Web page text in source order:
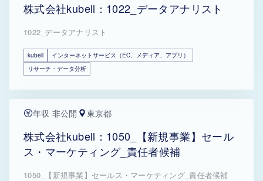
株式会社kubell：1022_データアナリスト
1022_データアナリスト
kubell
インターネットサービス（EC、メディア、アプリ）
リサーチ・データ分析
年収 非公開 東京都
株式会社kubell：1050_【新規事業】セール
ス・マーケティング_責任者候補
1050_【新規事業】セールス・マーケティング_責任者候補